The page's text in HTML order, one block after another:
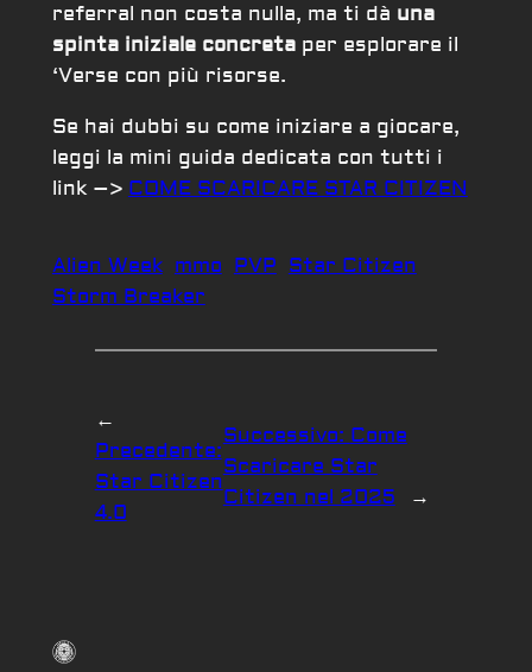
referral non costa nulla, ma ti dà una
spinta iniziale concretaper esplorare il
‘Verse con più risorse.
Se hai dubbi su come iniziare a giocare,
leggi la mini guida dedicata con tutti i
link –> COME SCARICARE STAR CITIZEN
Alien Week mmo PVP Star Citizen
Storm Breaker
←
Precedente:
Star Citizen
4.0
Successivo: Come
Scaricare Star
Citizen nel 2025
→